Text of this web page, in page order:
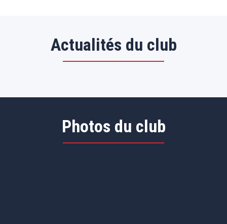
Actualités du club
Photos du club